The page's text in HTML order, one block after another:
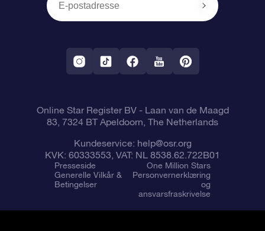
Bedriftsgaver
One Million Stars
Fly me to the Stars VR-app
Fraktinformasjon
Stjernebildene
Online Star Register BV- Laan van de Maagd
83, 7324 BT Apeldoorn, The Netherlands
Kundeservice: help@osr.org
KVK: 60333553, VAT: NL 8538.62.722B01
Presseside
One Million Stars
Generelle Vilkår &
Betingelser
Personvernerklæring
og
ansvarsfraskrivelse